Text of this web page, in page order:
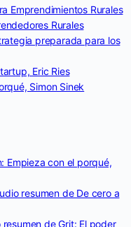
Emprendimientos Rurales
Rurales
preparada para los
Eric Ries
Simon Sinek
Empieza con el porqué,
resumen de De cero a
resumen de Grit: El poder